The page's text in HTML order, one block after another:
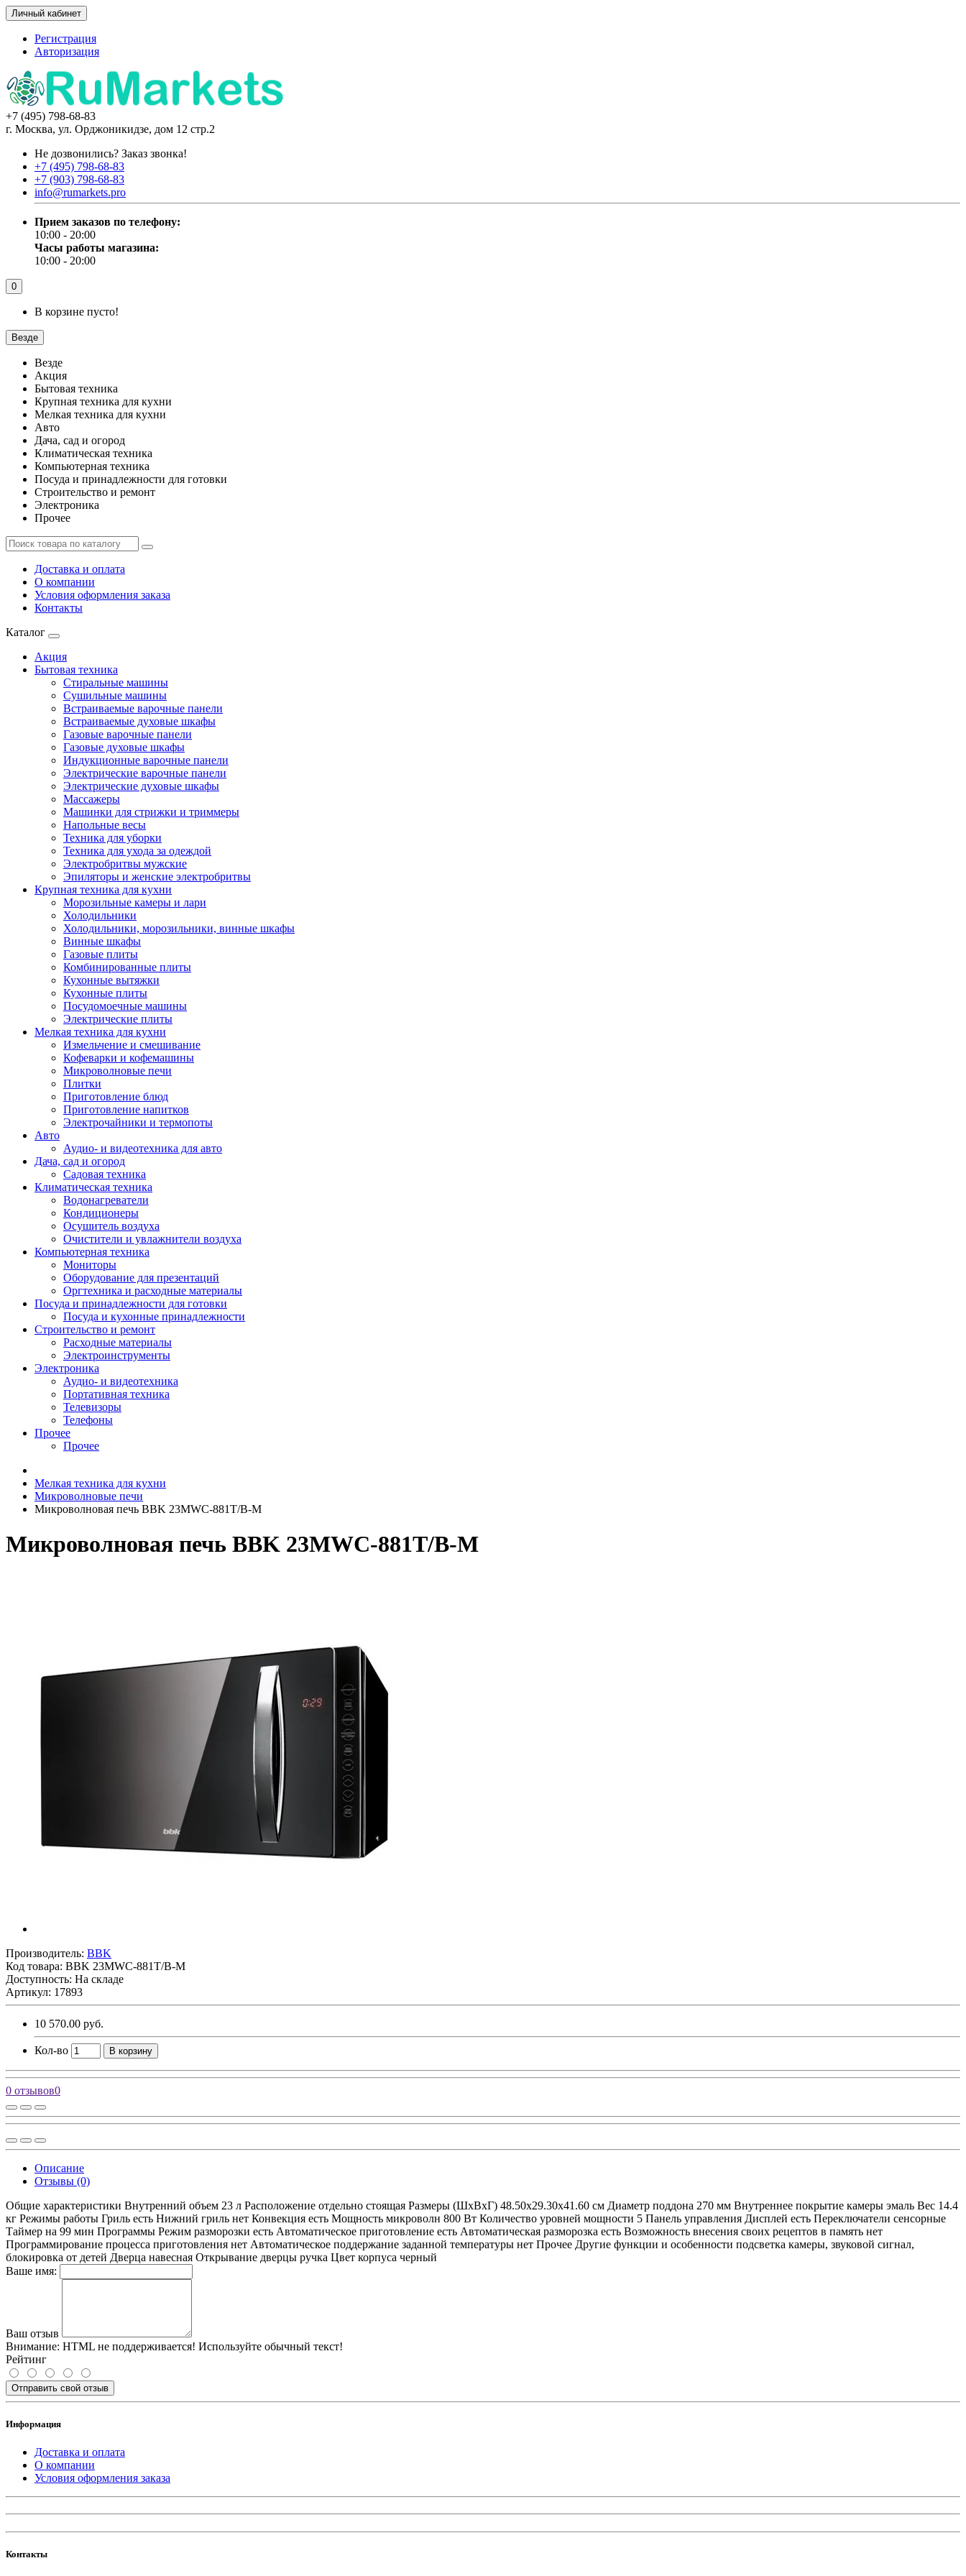
Личный кабинет
Регистрация
Авторизация
+7 (495) 798-68-83
г. Москва, ул. Орджоникидзе, дом 12 стр.2
Не дозвонились? Заказ звонка!
+7 (495) 798-68-83
+7 (903) 798-68-83
info@rumarkets.pro
Прием заказов по телефону:
10:00 - 20:00
Часы работы магазина:
10:00 - 20:00
0
В корзине пусто!
Везде
Везде
Акция
Бытовая техника
Крупная техника для кухни
Мелкая техника для кухни
Авто
Дача, сад и огород
Климатическая техника
Компьютерная техника
Посуда и принадлежности для готовки
Строительство и ремонт
Электроника
Прочее
Доставка и оплата
О компании
Условия оформления заказа
Контакты
Каталог
Акция
Бытовая техника
Стиральные машины
Сушильные машины
Встраиваемые варочные панели
Встраиваемые духовые шкафы
Газовые варочные панели
Газовые духовые шкафы
Индукционные варочные панели
Электрические варочные панели
Электрические духовые шкафы
Массажеры
Машинки для стрижки и триммеры
Напольные весы
Техника для уборки
Техника для ухода за одеждой
Электробритвы мужские
Эпиляторы и женские электробритвы
Крупная техника для кухни
Морозильные камеры и лари
Холодильники
Холодильники, морозильники, винные шкафы
Винные шкафы
Газовые плиты
Комбинированные плиты
Кухонные вытяжки
Кухонные плиты
Посудомоечные машины
Электрические плиты
Мелкая техника для кухни
Измельчение и смешивание
Кофеварки и кофемашины
Микроволновые печи
Плитки
Приготовление блюд
Приготовление напитков
Электрочайники и термопоты
Авто
Аудио- и видеотехника для авто
Дача, сад и огород
Садовая техника
Климатическая техника
Водонагреватели
Кондиционеры
Осушитель воздуха
Очистители и увлажнители воздуха
Компьютерная техника
Мониторы
Оборудование для презентаций
Оргтехника и расходные материалы
Посуда и принадлежности для готовки
Посуда и кухонные принадлежности
Строительство и ремонт
Расходные материалы
Электроинструменты
Электроника
Аудио- и видеотехника
Портативная техника
Телевизоры
Телефоны
Прочее
Прочее
Мелкая техника для кухни
Микроволновые печи
Микроволновая печь BBK 23MWC-881T/B-M
Микроволновая печь BBK 23MWC-881T/B-M
Производитель: BBK
Код товара: BBK 23MWC-881T/B-M
Доступность: На складе
Артикул: 17893
10 570.00 руб.
Кол-во В корзину
0 отзывов0
Описание
Отзывы (0)
Общие характеристики Внутренний объем 23 л Расположение отдельно стоящая Размеры (ШхВхГ) 48.50x29.30x41.60 см Диаметр поддона 270 мм Внутреннее покрытие камеры эмаль Вес 14.4
кг Режимы работы Гриль есть Нижний гриль нет Конвекция есть Мощность микроволн 800 Вт Количество уровней мощности 5 Панель управления Дисплей есть Переключатели сенсорные
Таймер на 99 мин Программы Режим разморозки есть Автоматическое приготовление есть Автоматическая разморозка есть Возможность внесения своих рецептов в память нет
Программирование процесса приготовления нет Автоматическое поддержание заданной температуры нет Прочее Другие функции и особенности подсветка камеры, звуковой сигнал,
блокировка от детей Дверца навесная Открывание дверцы ручка Цвет корпуса черный
Ваше имя:
Ваш отзыв
Внимание: HTML не поддерживается! Используйте обычный текст!
Рейтинг
Отправить свой отзыв
Информация
Доставка и оплата
О компании
Условия оформления заказа
Контакты